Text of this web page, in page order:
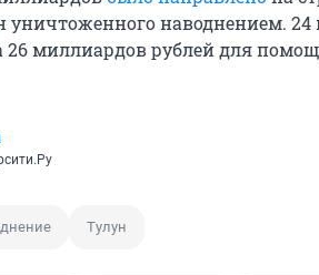
уничтоженного наводнением.
миллиардов рублей для
Тулун